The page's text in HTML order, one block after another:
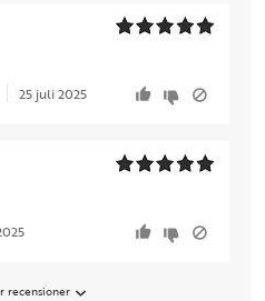
25 juli 2025
recensioner